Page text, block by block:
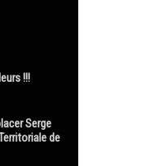
!!!
Serge
de